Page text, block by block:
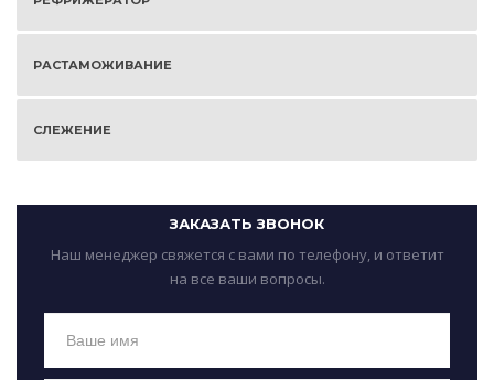
РАСТАМОЖИВАНИЕ
СЛЕЖЕНИЕ
ЗАКАЗАТЬ ЗВОНОК
Наш менеджер свяжется с вами по телефону, и ответит
на все ваши вопросы.